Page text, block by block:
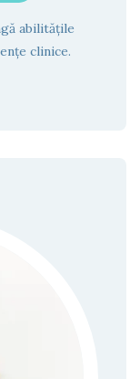
abilitățile
clinice.